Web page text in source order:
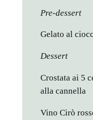
Pre-dessert
Gelato al
Dessert
Crostata ai 5
alla cannella
Vino Cirò